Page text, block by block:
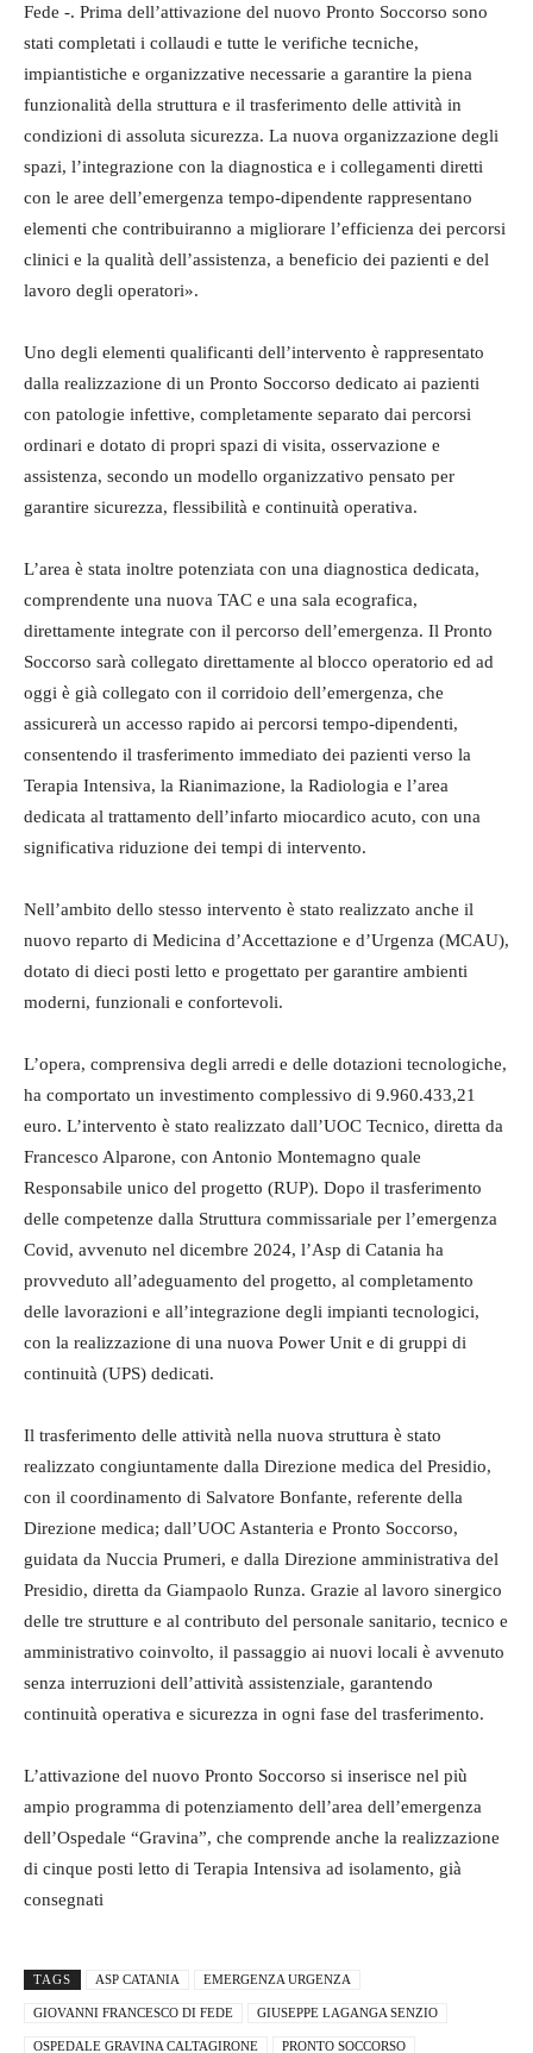
Fede -. Prima dell’attivazione del nuovo Pronto Soccorso sono
stati completati i collaudi e tutte le verifiche tecniche,
impiantistiche e organizzative necessarie a garantire la piena
funzionalità della struttura e il trasferimento delle attività in
condizioni di assoluta sicurezza. La nuova organizzazione degli
spazi, l’integrazione con la diagnostica e i collegamenti diretti
con le aree dell’emergenza tempo-dipendente rappresentano
elementi che contribuiranno a migliorare l’efficienza dei percorsi
clinici e la qualità dell’assistenza, a beneficio dei pazienti e del
lavoro degli operatori».
Uno degli elementi qualificanti dell’intervento è rappresentato
dalla realizzazione di un Pronto Soccorso dedicato ai pazienti
con patologie infettive, completamente separato dai percorsi
ordinari e dotato di propri spazi di visita, osservazione e
assistenza, secondo un modello organizzativo pensato per
garantire sicurezza, flessibilità e continuità operativa.
L’area è stata inoltre potenziata con una diagnostica dedicata,
comprendente una nuova TAC e una sala ecografica,
direttamente integrate con il percorso dell’emergenza. Il Pronto
Soccorso sarà collegato direttamente al blocco operatorio ed ad
oggi è già collegato con il corridoio dell’emergenza, che
assicurerà un accesso rapido ai percorsi tempo-dipendenti,
consentendo il trasferimento immediato dei pazienti verso la
Terapia Intensiva, la Rianimazione, la Radiologia e l’area
dedicata al trattamento dell’infarto miocardico acuto, con una
significativa riduzione dei tempi di intervento.
Nell’ambito dello stesso intervento è stato realizzato anche il
nuovo reparto di Medicina d’Accettazione e d’Urgenza (MCAU),
dotato di dieci posti letto e progettato per garantire ambienti
moderni, funzionali e confortevoli.
L’opera, comprensiva degli arredi e delle dotazioni tecnologiche,
ha comportato un investimento complessivo di 9.960.433,21
euro. L’intervento è stato realizzato dall’UOC Tecnico, diretta da
Francesco Alparone, con Antonio Montemagno quale
Responsabile unico del progetto (RUP). Dopo il trasferimento
delle competenze dalla Struttura commissariale per l’emergenza
Covid, avvenuto nel dicembre 2024, l’Asp di Catania ha
provveduto all’adeguamento del progetto, al completamento
delle lavorazioni e all’integrazione degli impianti tecnologici,
con la realizzazione di una nuova Power Unit e di gruppi di
continuità (UPS) dedicati.
Il trasferimento delle attività nella nuova struttura è stato
realizzato congiuntamente dalla Direzione medica del Presidio,
con il coordinamento di Salvatore Bonfante, referente della
Direzione medica; dall’UOC Astanteria e Pronto Soccorso,
guidata da Nuccia Prumeri, e dalla Direzione amministrativa del
Presidio, diretta da Giampaolo Runza. Grazie al lavoro sinergico
delle tre strutture e al contributo del personale sanitario, tecnico e
amministrativo coinvolto, il passaggio ai nuovi locali è avvenuto
senza interruzioni dell’attività assistenziale, garantendo
continuità operativa e sicurezza in ogni fase del trasferimento.
L’attivazione del nuovo Pronto Soccorso si inserisce nel più
ampio programma di potenziamento dell’area dell’emergenza
dell’Ospedale “Gravina”, che comprende anche la realizzazione
di cinque posti letto di Terapia Intensiva ad isolamento, già
consegnati
TAGS ASP CATANIA EMERGENZA URGENZA
GIOVANNI FRANCESCO DI FEDE GIUSEPPE LAGANGA SENZIO
OSPEDALE GRAVINA CALTAGIRONE PRONTO SOCCORSO